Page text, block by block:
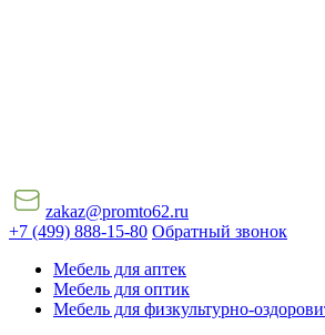
zakaz@promto62.ru
+7 (499) 888-15-80 Обратный звонок
Мебель для аптек
Мебель для оптик
Мебель для физкультурно-